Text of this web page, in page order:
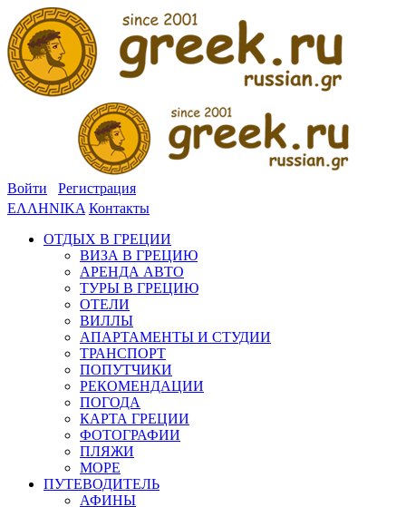
Войти
Регистрация
ΕΛΛΗΝΙΚΑ Контакты
ОТДЫХ В ГРЕЦИИ
ВИЗА В ГРЕЦИЮ
АРЕНДА АВТО
ТУРЫ В ГРЕЦИЮ
ОТЕЛИ
ВИЛЛЫ
АПАРТАМЕНТЫ И СТУДИИ
ТРАНСПОРТ
ПОПУТЧИКИ
РЕКОМЕНДАЦИИ
ПОГОДА
КАРТА ГРЕЦИИ
ФОТОГРАФИИ
ПЛЯЖИ
МОРЕ
ПУТЕВОДИТЕЛЬ
АФИНЫ